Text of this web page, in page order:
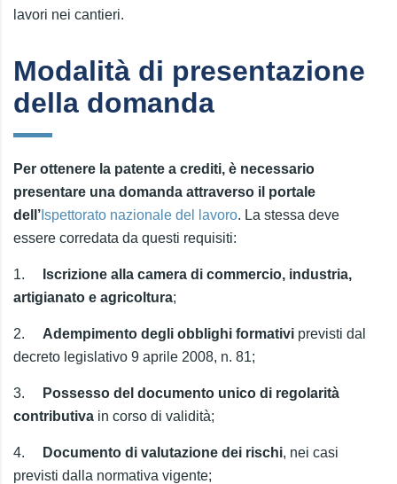
lavori nei cantieri.
Modalità di presentazione
della domanda
Per ottenere la patente a crediti, è necessario
presentare una domanda attraverso il portale
dell’ Ispettorato nazionale del lavoro. La stessa deve
essere corredata da questi requisiti:
1.
Iscrizione alla camera di commercio, industria,
artigianato e agricoltura;
2. Adempimento degli obblighi formativi previsti dal
decreto legislativo 9 aprile 2008, n. 81;
3.
Possesso del documento unico di regolarità
contributiva in corso di validità;
4. Documento di valutazione dei rischi, nei casi
previsti dalla normativa vigente;